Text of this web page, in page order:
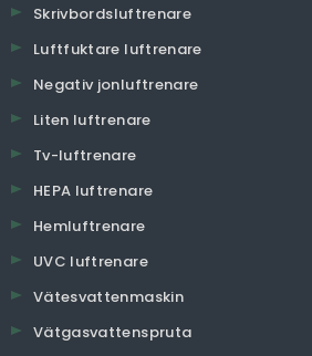
Skrivbordsluftrenare
Luftfuktare luftrenare
Negativ jonluftrenare
Liten luftrenare
Tv-luftrenare
HEPA luftrenare
Hemluftrenare
UVC luftrenare
Vätesvattenmaskin
Vätgasvattenspruta